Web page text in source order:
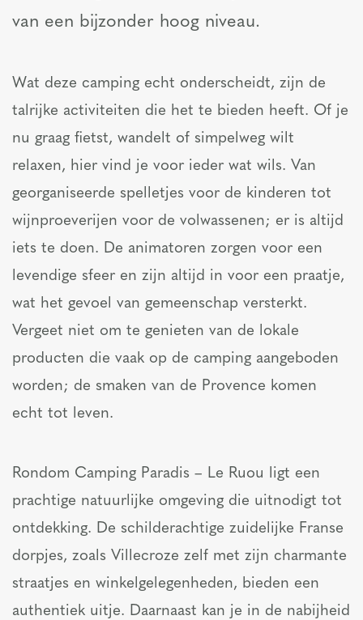
van een bijzonder hoog niveau.
Wat deze camping echt onderscheidt, zijn de
talrijke activiteiten die het te bieden heeft. Of je
nu graag fietst, wandelt of simpelweg wilt
relaxen, hier vind je voor ieder wat wils. Van
georganiseerde spelletjes voor de kinderen tot
wijnproeverijen voor de volwassenen; er is altijd
iets te doen. De animatoren zorgen voor een
levendige sfeer en zijn altijd in voor een praatje,
wat het gevoel van gemeenschap versterkt.
Vergeet niet om te genieten van de lokale
producten die vaak op de camping aangeboden
worden; de smaken van de Provence komen
echt tot leven.
Rondom Camping Paradis – Le Ruou ligt een
prachtige natuurlijke omgeving die uitnodigt tot
ontdekking. De schilderachtige zuidelijke Franse
dorpjes, zoals Villecroze zelf met zijn charmante
straatjes en winkelgelegenheden, bieden een
authentiek uitje. Daarnaast kan je in de nabijheid